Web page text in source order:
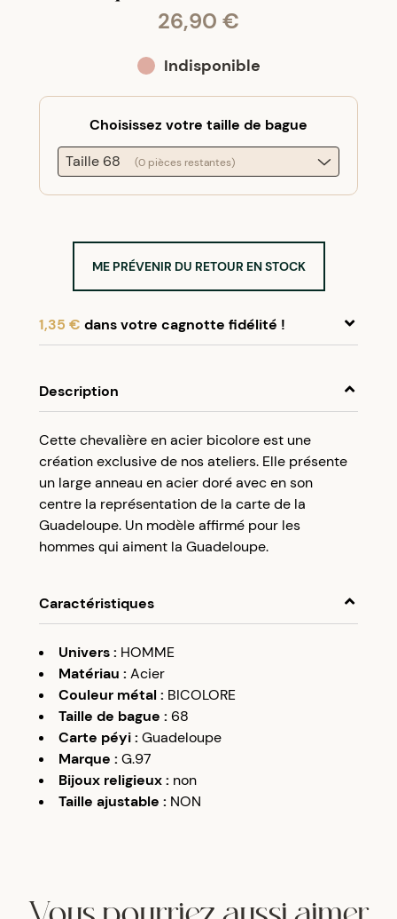
26,90 €
Indisponible
Choisissez votre taille de bague
Taille 68
(0 pièces restantes)
ME PRÉVENIR DU RETOUR EN STOCK
1,35 € dans votre cagnotte fidélité !
compte client et cumulez 5% de vos achats dans
votre cagnotte fidélité sans minimum d’achat.
Utilisez votre cagnotte de fidélité dès votre
prochaine commande à partir de 50€ d’achats.
Description
Cette chevalière en acier bicolore est une
création exclusive de nos ateliers. Elle présente
un large anneau en acier doré avec en son
centre la représentation de la carte de la
Guadeloupe. Un modèle affirmé pour les
hommes qui aiment la Guadeloupe.
Caractéristiques
Univers: HOMME
Matériau : Acier
Couleur métal: BICOLORE
Taille de bague : 68
Carte péyi: Guadeloupe
Marque : G.97
Bijoux religieux: non
Taille ajustable : NON